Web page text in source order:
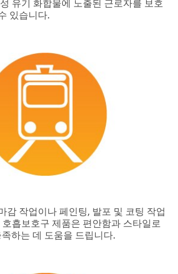
유기 화합물에 노출된 근로자를 보호
있습니다.
감 작업이나 페인팅, 발포 및 코팅 작업
흡보호구 제품은 편안함과 스타일로
하는 데 도움을 드립니다.